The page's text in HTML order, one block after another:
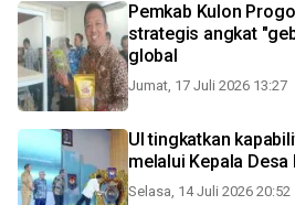
Pemkab Kulon Progo inisiasi langkah
strategis angkat
global
Jumat, 17 Juli 2026 13:27
UI tingkatkan
melalui Kepala
Selasa, 14 Juli 2026 20:52